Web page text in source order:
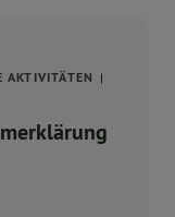
AKTIVITÄTEN